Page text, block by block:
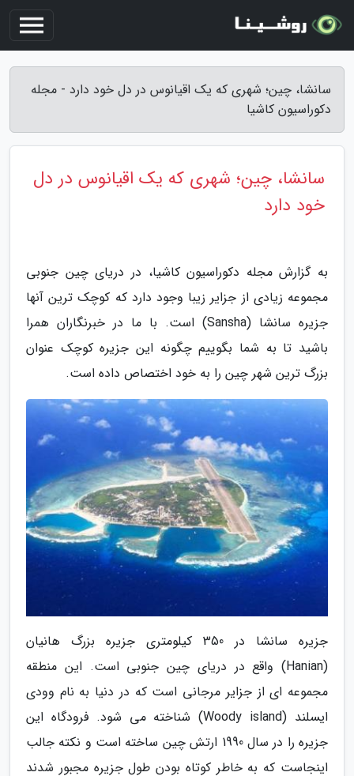
سانشا، چین؛ شهری که یک اقیانوس در دل خود دارد - مجله
دکوراسیون کاشیا
سانشا، چین؛ شهری که یک اقیانوس در دل
خود دارد
به گزارش مجله دکوراسیون کاشیا، در دریای چین جنوبی
مجموعه زیادی از جزایر زیبا وجود دارد که کوچک ترین آنها
جزیره سانشا (Sansha) است. با ما در خبرنگاران همرا
باشید تا به شما بگوییم چگونه این جزیره کوچک عنوان
بزرگ ترین شهر چین را به خود اختصاص داده است.
جزیره سانشا در 350 کیلومتری جزیره بزرگ هانیان
(Hanian) واقع در دریای چین جنوبی است. این منطقه
مجموعه ای از جزایر مرجانی است که در دنیا به نام وودی
ایسلند (Woody island) شناخته می شود. فرودگاه این
جزیره را در سال 1990 ارتش چین ساخته است و نکته جالب
اینجاست که به خاطر کوتاه بودن طول جزیره مجبور شدند